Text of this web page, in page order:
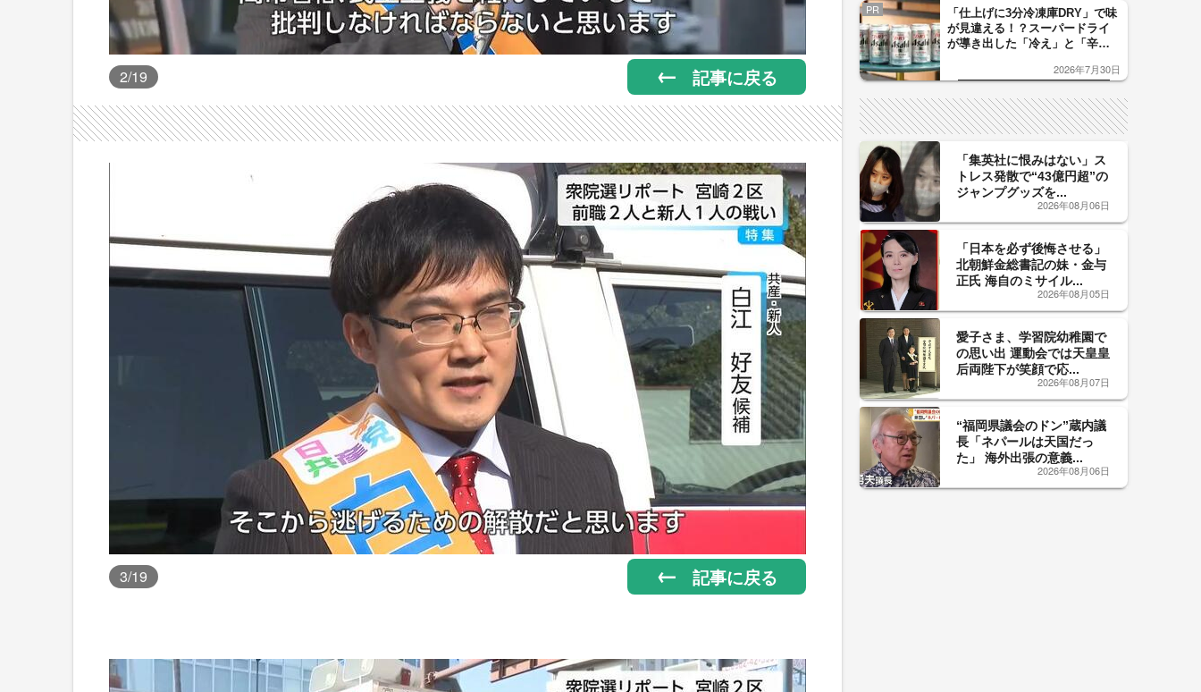
2/19 記事に戻る
3/19 記事に戻る
PR
「仕上げに3分冷凍庫DRY」で味
が見違える！？スーパードライ
が導き出した「冷え」と「辛
した「辛口カーブ」が飲み頃の
2026年7月30日
「集英社に恨みはない」ス
トレス発散で“43億円超”の
ジャンプグッズを...
2026年08月06日
「日本を必ず後悔させる」
北朝鮮金総書記の妹・金与
正氏 海自のミサイル...
2026年08月05日
愛子さま、学習院幼稚園で
の思い出 運動会では天皇皇
后両陛下が笑顔で応...
2026年08月07日
“福岡県議会のドン”蔵内議
長「ネパールは天国だっ
た」 海外出張の意義...
2026年08月06日